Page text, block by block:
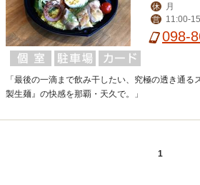
休 月
営 11:00-
098-
「最後の一滴まで飲み干したい、究極の透き通
製生麺』の快感を那覇・天久で。」
1